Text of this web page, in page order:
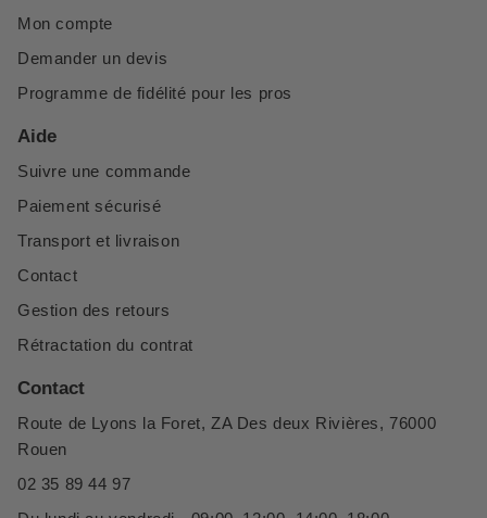
Mon compte
Demander un devis
Programme de fidélité pour les pros
Aide
Suivre une commande
Paiement sécurisé
Transport et livraison
Contact
Gestion des retours
Rétractation du contrat
Contact
Route de Lyons la Foret, ZA Des deux Rivières, 76000
Rouen
02 35 89 44 97